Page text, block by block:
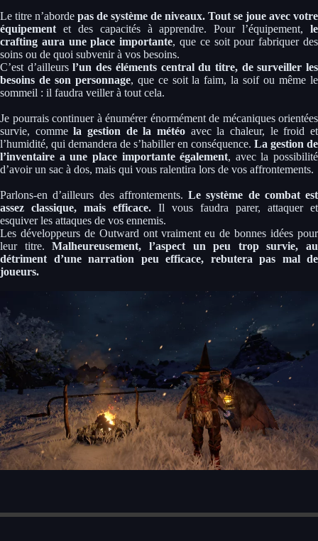
Le titre n’aborde pas de système de niveaux. Tout se joue avec votre
équipement et des capacités à apprendre. Pour l’équipement, le
crafting aura une place importante, que ce soit pour fabriquer des
soins ou de quoi subvenir à vos besoins.
C’est d’ailleursl’un des éléments central du titre, de surveiller les
besoins de son personnage, que ce soit la faim, la soif ou même le
sommeil : il faudra veiller à tout cela.
Je pourrais continuer à énumérer énormément de mécaniques orientées
survie, commela gestion de la météo avec la chaleur, le froid et
l’humidité, qui demandera de s’habiller en conséquence. La gestion de
l’inventaire a une place importante également, avec la possibilité
d’avoir un sac à dos, mais qui vous ralentira lors de vos affrontements.
Parlons-en d’ailleurs des affrontements. Le système de combat est
assez classique, mais efficace. Il vous faudra parer, attaquer et
esquiver les attaques de vos ennemis.
Les développeurs de Outward ont vraiment eu de bonnes idées pour
leur titre.Malheureusement, l’aspect un peu trop survie, au
détriment d’une narration peu efficace, rebutera pas mal de
joueurs.